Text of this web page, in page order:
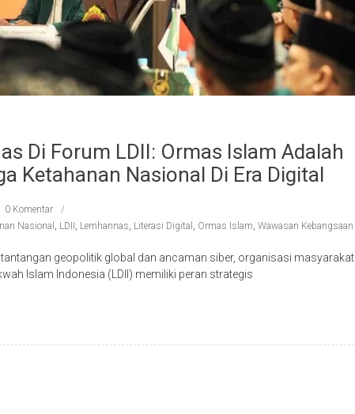
Di Forum LDII: Ormas Islam Adalah
Ketahanan Nasional Di Era Digital
0 Komentar
Nasional , LDII , Lemhannas, Literasi Digital , Ormas Islam, Wawasan Kebangsaan
geopolitik global dan ancaman siber, organisasi masyarakat
Islam Indonesia (LDII) memiliki peran strategis